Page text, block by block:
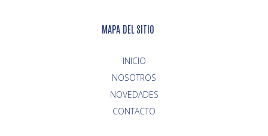
MAPA DEL SITIO
INICIO
NOVEDADES
CONTACTO